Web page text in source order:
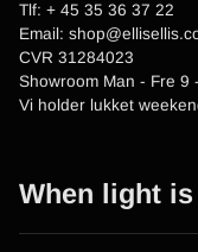
Tlf: + 45 35 36 37 22
Email:
CVR 31284023
Showroom Man - Fre 9
Vi holder lukket
When light